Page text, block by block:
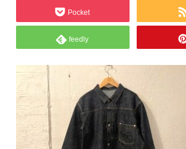
Pocket
feedly